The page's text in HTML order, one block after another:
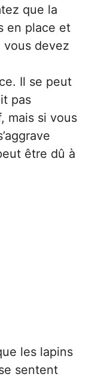
que la
en place et
vous devez
Il se peut
pas
mais si vous
être dû à
les lapins
sentent